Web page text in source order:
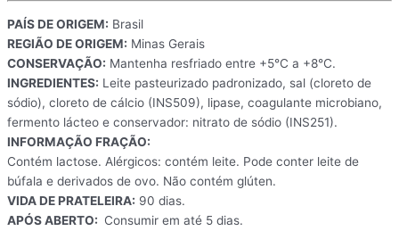
PAÍS DE ORIGEM: Brasil
REGIÃO DE ORIGEM: Minas Gerais
CONSERVAÇÃO: Mantenha resfriado entre +5°C a +8°C.
INGREDIENTES: Leite pasteurizado padronizado, sal (cloreto de
sódio), cloreto de cálcio (INS509), lipase, coagulante microbiano,
fermento lácteo e conservador: nitrato de sódio (INS251).
INFORMAÇÃO FRAÇÃO:
Contém lactose. Alérgicos: contém leite. Pode conter leite de
búfala e derivados de ovo. Não contém glúten.
VIDA DE PRATELEIRA: 90 dias.
APÓS ABERTO: Consumir em até 5 dias.